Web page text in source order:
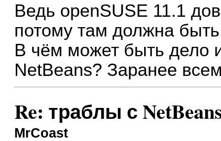
Ведь openSUSE 11.1
потому там должна
В чём может быть дело
NetBeans? Заранее
Re: траблы с
MrCoast